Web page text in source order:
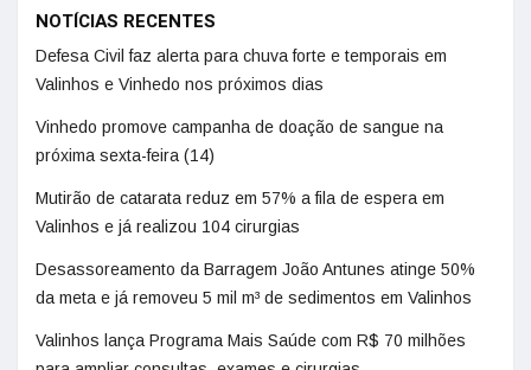
NOTÍCIAS RECENTES
Defesa Civil faz alerta para chuva forte e temporais em
Valinhos e Vinhedo nos próximos dias
Vinhedo promove campanha de doação de sangue na
próxima sexta-feira (14)
Mutirão de catarata reduz em 57% a fila de espera em
Valinhos e já realizou 104 cirurgias
Desassoreamento da Barragem João Antunes atinge 50%
da meta e já removeu 5 mil m³ de sedimentos em Valinhos
Valinhos lança Programa Mais Saúde com R$ 70 milhões